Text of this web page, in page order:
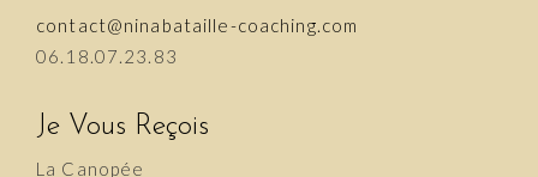
contact@ninabataille-coaching.com
06.18.07.23.83
Je Vous Reçois
La Canopée